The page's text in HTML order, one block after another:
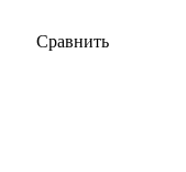
Сравнить